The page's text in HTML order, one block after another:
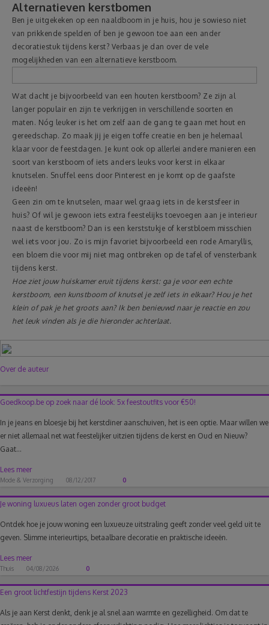
Alternatieven kerstbomen
Ben je uitgekeken op een naaldboom in je huis, hou je sowieso niet
van prikkende spelden of ben je gewoon toe aan een ander
decoratiestuk tijdens kerst? Verbaas je dan over de vele
mogelijkheden van een alternatieve kerstboom.
Wat dacht je bijvoorbeeld van een houten kerstboom? Ze zijn al
langer populair en zijn te verkrijgen in verschillende soorten en
maten. Nóg leuker is het om zelf aan de gang te gaan met hout en
gereedschap. Zo maak jij je eigen toffe creatie en ben je helemaal
klaar voor de feestdagen. Je kunt ook op allerlei andere manieren een
soort van kerstboom of iets anders leuks voor kerst in elkaar
knutselen. Snuffel eens door Pinterest en je komt op de gaafste
ideeën!
Geen zin om te knutselen, maar wel graag iets in de kerstsfeer in
huis? Of wil je gewoon iets extra feestelijks toevoegen aan je interieur
naast de kerstboom? Dan is een kerststukje of kerstbloem misschien
wel iets voor jou. Zo is mijn favoriet bijvoorbeeld een rode Amaryllis,
een bloem die voor mij niet mag ontbreken op de tafel of vensterbank
tijdens kerst.
Hoe ziet jouw huiskamer eruit tijdens kerst: ga je voor een echte
kerstboom, een kunstboom of knutsel je zelf iets in elkaar? Hou je het
klein of pak je het groots aan? Ik ben benieuwd naar je reactie en zou
het leuk vinden als je die hieronder achterlaat.
Over de auteur
Goedkoop.be op zoek naar dé look: 5x feestoutfits voor €50!
In je jeans en bloesje bij het kerstdiner aanschuiven, het is een optie. Maar willen we
er niet allemaal net wat feestelijker uitzien tijdens de kerst en Oud en Nieuw?
Gaat...
Lees meer
Mode & Verzorging 08/12/2017 0
Je woning luxueus laten ogen zonder groot budget
Ontdek hoe je jouw woning een luxueuze uitstraling geeft zonder veel geld uit te
geven. Slimme interieurtips, betaalbare decoratie en praktische ideeën.
Lees meer
Thuis 04/08/2026 0
Een groot lichtfestijn tijdens Kerst 2023
Als je aan Kerst denkt, denk je al snel aan warmte en gezelligheid. Om dat te